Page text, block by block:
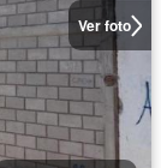
Ver foto